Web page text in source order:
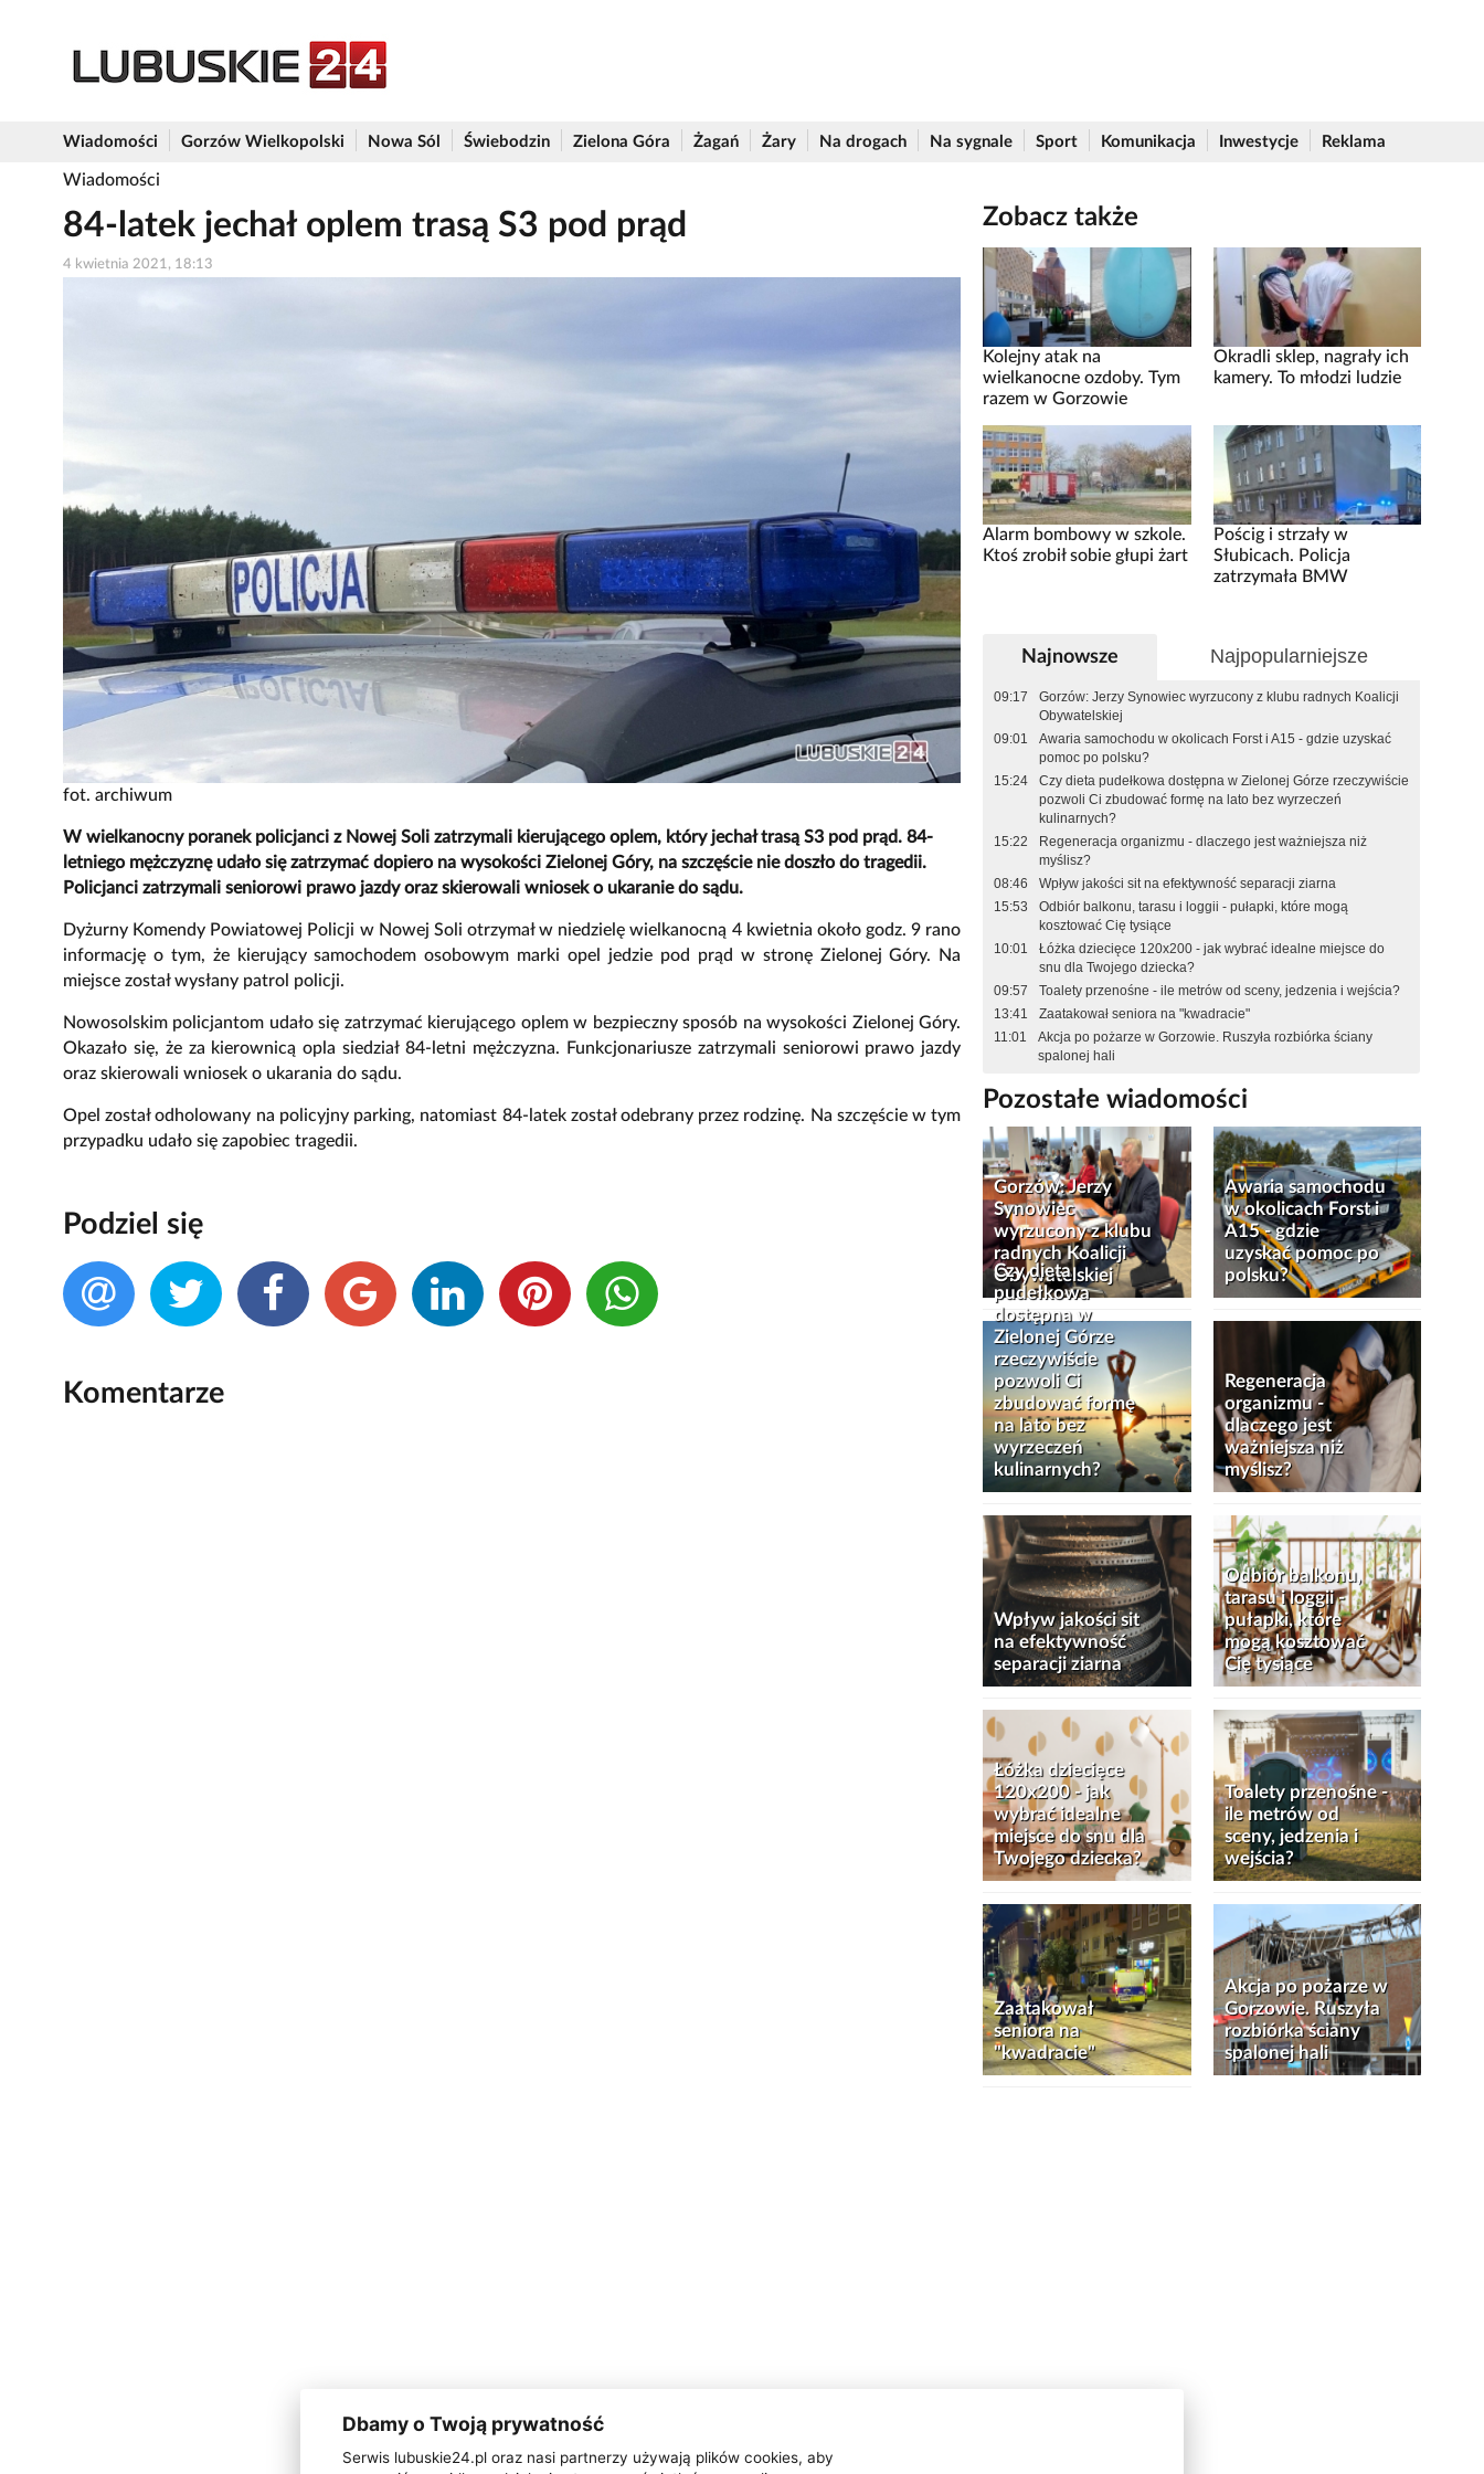
Wiadomości Gorzów Wielkopolski Nowa Sól Świebodzin Zielona Góra Żagań Żary Na drogach Na sygnale Sport Komunikacja Inwestycje Reklama
Wiadomości
84-latek jechał oplem trasą S3 pod prąd
4 kwietnia 2021, 18:13
fot. archiwum
W wielkanocny poranek policjanci z Nowej Soli zatrzymali kierującego oplem, który jechał trasą S3 pod prąd. 84-
letniego mężczyznę udało się zatrzymać dopiero na wysokości Zielonej Góry, na szczęście nie doszło do tragedii.
Policjanci zatrzymali seniorowi prawo jazdy oraz skierowali wniosek o ukaranie do sądu.
Dyżurny Komendy Powiatowej Policji w Nowej Soli otrzymał w niedzielę wielkanocną 4 kwietnia około godz. 9 rano
informację o tym, że kierujący samochodem osobowym marki opel jedzie pod prąd w stronę Zielonej Góry. Na
miejsce został wysłany patrol policji.
Nowosolskim policjantom udało się zatrzymać kierującego oplem w bezpieczny sposób na wysokości Zielonej Góry.
Okazało się, że za kierownicą opla siedział 84-letni mężczyzna. Funkcjonariusze zatrzymali seniorowi prawo jazdy
oraz skierowali wniosek o ukarania do sądu.
Opel został odholowany na policyjny parking, natomiast 84-latek został odebrany przez rodzinę. Na szczęście w tym
przypadku udało się zapobiec tragedii.
Podziel się
Komentarze
Zobacz także
Kolejny atak na
wielkanocne ozdoby. Tym
razem w Gorzowie
Okradli sklep, nagrały ich
kamery. To młodzi ludzie
Alarm bombowy w szkole.
Ktoś zrobił sobie głupi żart
Pościg i strzały w
Słubicach. Policja
zatrzymała BMW
Najnowsze Najpopularniejsze
09:17
Gorzów: Jerzy Synowiec wyrzucony z klubu radnych Koalicji
Obywatelskiej
09:01
Awaria samochodu w okolicach Forst i A15 - gdzie uzyskać
pomoc po polsku?
15:24
Czy dieta pudełkowa dostępna w Zielonej Górze rzeczywiście
pozwoli Ci zbudować formę na lato bez wyrzeczeń
kulinarnych?
15:22
Regeneracja organizmu - dlaczego jest ważniejsza niż
myślisz?
08:46
Wpływ jakości sit na efektywność separacji ziarna
15:53
Odbiór balkonu, tarasu i loggii - pułapki, które mogą
kosztować Cię tysiące
10:01
Łóżka dziecięce 120x200 - jak wybrać idealne miejsce do
snu dla Twojego dziecka?
09:57
Toalety przenośne - ile metrów od sceny, jedzenia i wejścia?
13:41
Zaatakował seniora na "kwadracie"
11:01
Akcja po pożarze w Gorzowie. Ruszyła rozbiórka ściany
spalonej hali
Pozostałe wiadomości
Gorzów: Jerzy
Synowiec
wyrzucony z klubu
radnych Koalicji
Obywatelskiej
Awaria samochodu
w okolicach Forst i
A15 - gdzie
uzyskać pomoc po
polsku?
Czy dieta
pudełkowa
dostępna w
Zielonej Górze
rzeczywiście
pozwoli Ci
zbudować formę
na lato bez
wyrzeczeń
kulinarnych?
Regeneracja
organizmu -
dlaczego jest
ważniejsza niż
myślisz?
Wpływ jakości sit
na efektywność
separacji ziarna
Odbiór balkonu,
tarasu i loggii -
pułapki, które
mogą kosztować
Cię tysiące
Łóżka dziecięce
120x200 - jak
wybrać idealne
miejsce do snu dla
Twojego dziecka?
Toalety przenośne -
ile metrów od
sceny, jedzenia i
wejścia?
Zaatakował
seniora na
"kwadracie"
Akcja po pożarze w
Gorzowie. Ruszyła
rozbiórka ściany
spalonej hali
Dbamy o Twoją prywatność
Serwis lubuskie24.pl oraz nasi partnerzy używają plików cookies, aby